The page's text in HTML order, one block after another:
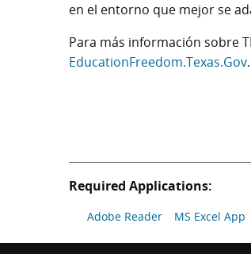
en el entorno que mejor se
Para más información sobre
EducationFreedom.Texas.Gov.
Required Applications:
Adobe Reader MS Excel App